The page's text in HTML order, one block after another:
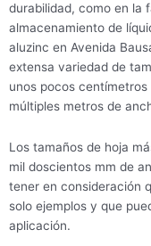
durabilidad, como en la
almacenamiento de
aluzinc en Avenida
extensa variedad de
unos pocos
múltiples metros de
Los tamaños de hoja
mil doscientos mm de
tener en consideración
solo ejemplos y que
aplicación.